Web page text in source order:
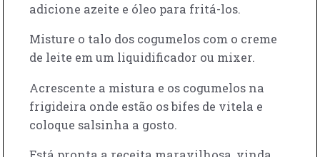
adicione azeite e óleo para fritá-los.
Misture o talo dos cogumelos com o creme
de leite em um liquidificador ou mixer.
Acrescente a mistura e os cogumelos na
frigideira onde estão os bifes de vitela e
coloque salsinha a gosto.